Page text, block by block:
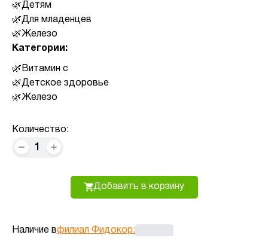
Детям
Для младенцев
Железо
Категории:
Витамин с
Детское здоровье
Железо
Количество:
1
Добавить в корзину
Наличие вфилиал Фидокор: